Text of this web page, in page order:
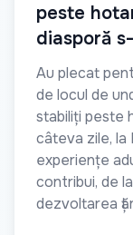
peste
diasporă
Au plecat
de locul de
stabiliți peste
câteva zile, la
experiențe
contribui, de
dezvoltarea